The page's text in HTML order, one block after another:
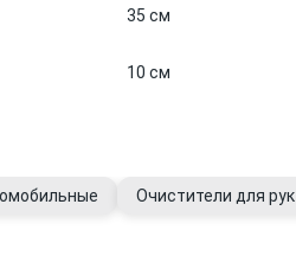
35 см
10 см
Очистители для рук